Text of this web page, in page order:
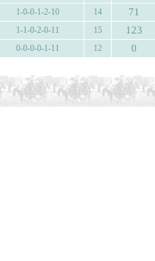
1-0-0-1-2-10 14 71
1-1-0-2-0-11 15 123
0-0-0-0-1-11 12 0